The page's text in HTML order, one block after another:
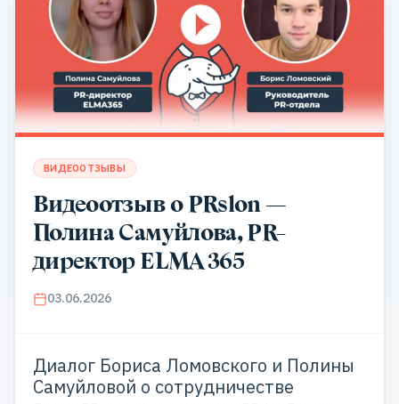
ВИДЕООТЗЫВЫ
Видеоотзыв о PRslon —
Полина Самуйлова, PR-
директор ELMA 365
03.06.2026
Диалог Бориса Ломовского и Полины
Самуйловой о сотрудничестве